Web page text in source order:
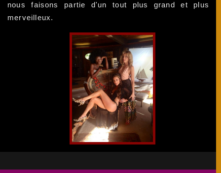
nous faisons partie d'un tout plus grand et plus
merveilleux.